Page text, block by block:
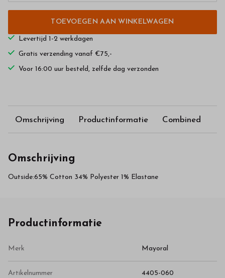
TOEVOEGEN AAN WINKELWAGEN
Levertijd 1-2 werkdagen
Gratis verzending vanaf €75,-
Voor 16:00 uur besteld, zelfde dag verzonden
Omschrijving Productinformatie Combined
Omschrijving
Outside:65% Cotton 34% Polyester 1% Elastane
Productinformatie
Merk Mayoral
Artikelnummer 4405-060